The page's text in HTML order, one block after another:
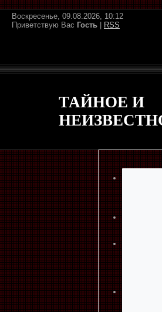
Воскресенье, 09.08.2026, 10:12
Приветствую Вас Гость RSS
ТАЙНОЕ И